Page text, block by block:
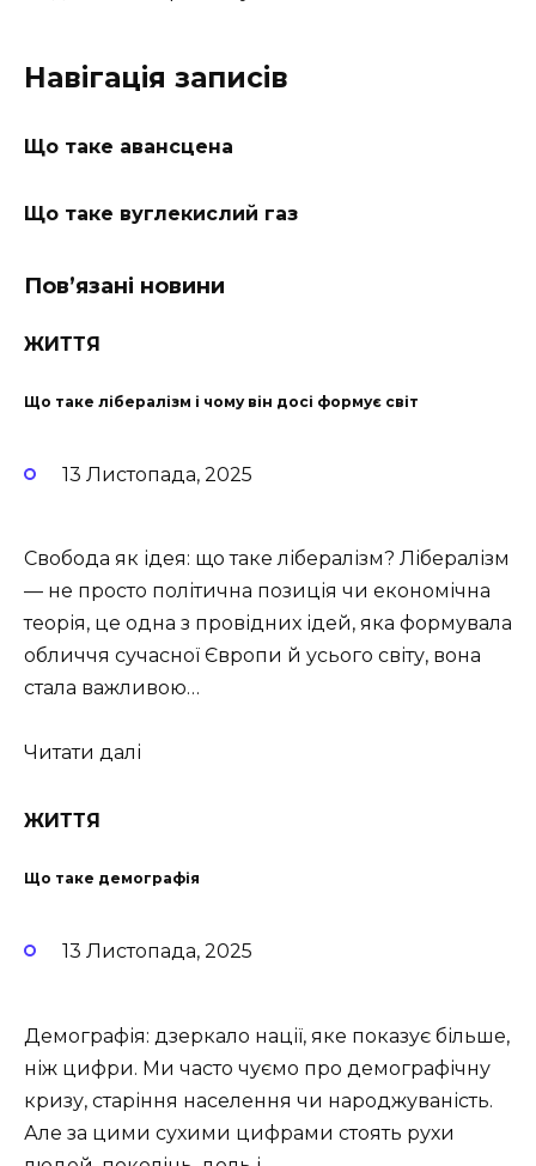
Навігація записів
Що таке авансцена
Що таке вуглекислий газ
Пов’язані новини
ЖИТТЯ
Що таке лібералізм і чому він досі формує світ
13 Листопада, 2025
Свобода як ідея: що таке лібералізм? Лібералізм
— не просто політична позиція чи економічна
теорія, це одна з провідних ідей, яка формувала
обличчя сучасної Європи й усього світу, вона
стала важливою…
Читати далі
ЖИТТЯ
Що таке демографія
13 Листопада, 2025
Демографія: дзеркало нації, яке показує більше,
ніж цифри. Ми часто чуємо про демографічну
кризу, старіння населення чи народжуваність.
Але за цими сухими цифрами стоять рухи